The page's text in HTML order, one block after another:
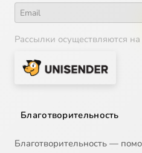
Рассылки осуществляются
Благотворительность
Благотворительность —